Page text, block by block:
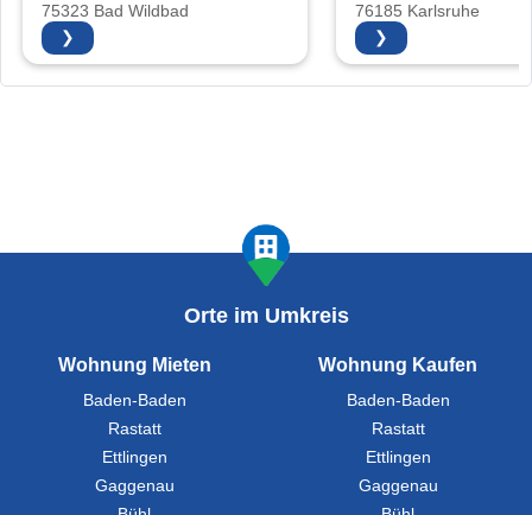
75323 Bad Wildbad
❯
76185 Karlsruhe
❯
Orte im Umkreis
Wohnung Mieten
Baden-Baden
Rastatt
Ettlingen
Gaggenau
Wohnung Kaufen
Baden-Baden
Rastatt
Ettlingen
Gaggenau